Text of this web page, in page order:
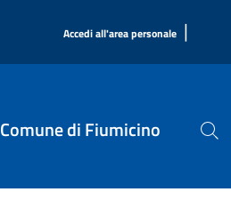
Accedi all'area personale |
Comune di Fiumicino